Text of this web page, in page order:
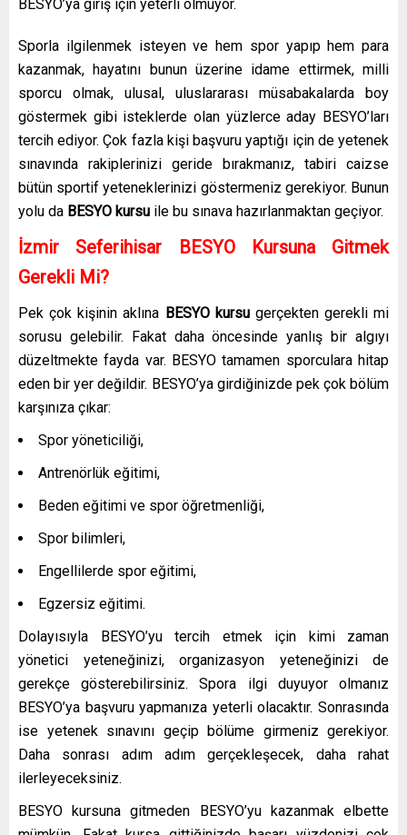
BESYO’ya giriş için yeterli olmuyor.
Sporla ilgilenmek isteyen ve hem spor yapıp hem para
kazanmak, hayatını bunun üzerine idame ettirmek, milli
sporcu olmak, ulusal, uluslararası müsabakalarda boy
göstermek gibi isteklerde olan yüzlerce aday BESYO’ları
tercih ediyor. Çok fazla kişi başvuru yaptığı için de yetenek
sınavında rakiplerinizi geride bırakmanız, tabiri caizse
bütün sportif yeteneklerinizi göstermeniz gerekiyor. Bunun
yolu da BESYO kursu ile bu sınava hazırlanmaktan geçiyor.
İzmir Seferihisar BESYO Kursuna Gitmek
Gerekli Mi?
Pek çok kişinin aklına BESYO kursu gerçekten gerekli mi
sorusu gelebilir. Fakat daha öncesinde yanlış bir algıyı
düzeltmekte fayda var. BESYO tamamen sporculara hitap
eden bir yer değildir. BESYO’ya girdiğinizde pek çok bölüm
karşınıza çıkar:
Spor yöneticiliği,
Antrenörlük eğitimi,
Beden eğitimi ve spor öğretmenliği,
Spor bilimleri,
Engellilerde spor eğitimi,
Egzersiz eğitimi.
Dolayısıyla BESYO’yu tercih etmek için kimi zaman
yönetici yeteneğinizi, organizasyon yeteneğinizi de
gerekçe gösterebilirsiniz. Spora ilgi duyuyor olmanız
BESYO’ya başvuru yapmanıza yeterli olacaktır. Sonrasında
ise yetenek sınavını geçip bölüme girmeniz gerekiyor.
Daha sonrası adım adım gerçekleşecek, daha rahat
ilerleyeceksiniz.
BESYO kursuna gitmeden BESYO’yu kazanmak elbette